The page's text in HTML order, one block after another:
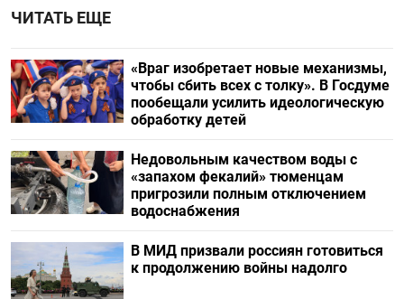
ЧИТАТЬ ЕЩЕ
«Враг изобретает новые механизмы,
чтобы сбить всех с толку». В Госдуме
пообещали усилить идеологическую
обработку детей
Недовольным качеством воды с
«запахом фекалий» тюменцам
пригрозили полным отключением
водоснабжения
В МИД призвали россиян готовиться
к продолжению войны надолго